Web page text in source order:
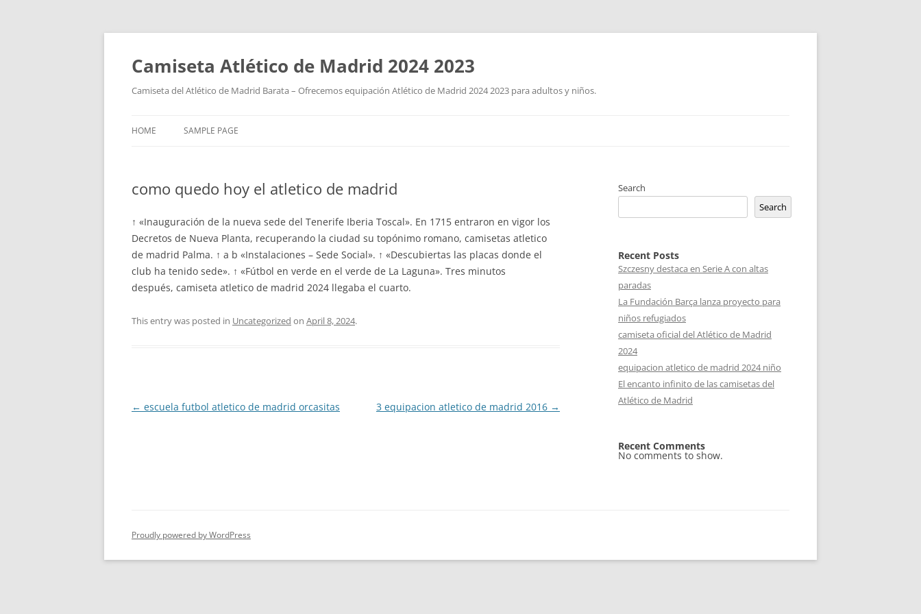
Camiseta Atlético de Madrid 2024 2023
Camiseta del Atlético de Madrid Barata – Ofrecemos equipación Atlético de Madrid 2024 2023 para adultos y niños.
HOME SAMPLE PAGE
como quedo hoy el atletico de madrid
↑ «Inauguración de la nueva sede del Tenerife Iberia Toscal». En 1715 entraron en vigor los
Decretos de Nueva Planta, recuperando la ciudad su topónimo romano, camisetas atletico
de madrid Palma. ↑ a b «Instalaciones – Sede Social». ↑ «Descubiertas las placas donde el
club ha tenido sede». ↑ «Fútbol en verde en el verde de La Laguna». Tres minutos
después, camiseta atletico de madrid 2024 llegaba el cuarto.
This entry was posted in Uncategorized on April 8, 2024.
Post
← escuela futbol atletico de madrid orcasitas 3 equipacion atletico de madrid 2016 →
Search
Search
Recent Posts
Szczesny destaca en Serie A con altas
paradas
La Fundación Barça lanza proyecto para
niños refugiados
camiseta oficial del Atlético de Madrid
2024
equipacion atletico de madrid 2024 niño
El encanto infinito de las camisetas del
Atlético de Madrid
Recent Comments
No comments to show.
Proudly powered by WordPress